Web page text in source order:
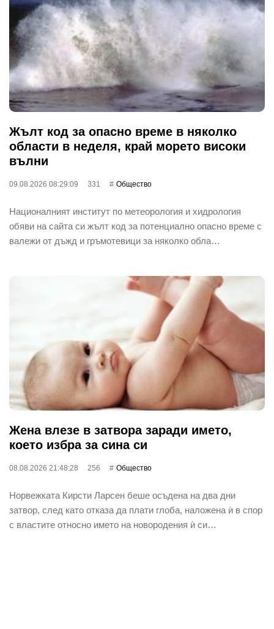
Жълт код за опасно време в няколко
области в неделя, край морето високи
вълни
09.08.2026 08:29:09 331 Общество
Националният институт по метеорология и хидрология
обяви на сайта си жълт код за потенциално опасно време с
валежи от дъжд и гръмотевици за няколко обла…
Жена влезе в затвора заради името,
което избра за сина си
08.08.2026 21:48:28 256 Общество
Норвежката Кирсти Ларсен беше осъдена на два дни
затвор, след като отказа да плати глоба, наложена ѝ в спор
с властите относно името на новородения ѝ си…